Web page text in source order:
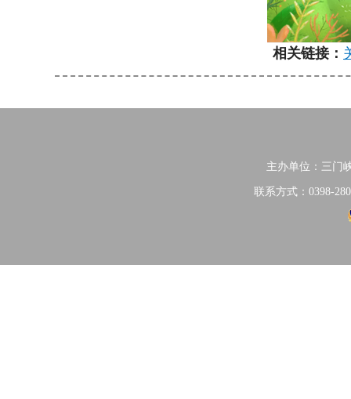
相关链接：
主办单位：三门
联系方式：0398-